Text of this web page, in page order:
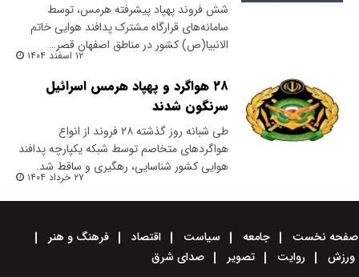
شش فروند پهپاد پیشرفته هرمس، توسط
سامانه‌های قرارگاه مشترک پدافند هوایی خاتم
الانبیا(ص) کشور در مناطق اصفهان قصر…
۱۲ اسفند ۱۴۰۴
۲۸ هواگرد و پهپاد هرمس اسرائیل
سرنگون شدند
طی شبانه روز گذشته ۲۸ فروند از انواع
هواگردهای متخاصم توسط شبکه یکپارچه پدافند
هوایی کشور شناسایی، رهگیری و ساقط شد.
۲۷ خرداد ۱۴۰۴
صفحه نخست جامعه سیاست اقتصاد
فرهنگ و هنر
ورزش
روایت تصویر صدای شرق